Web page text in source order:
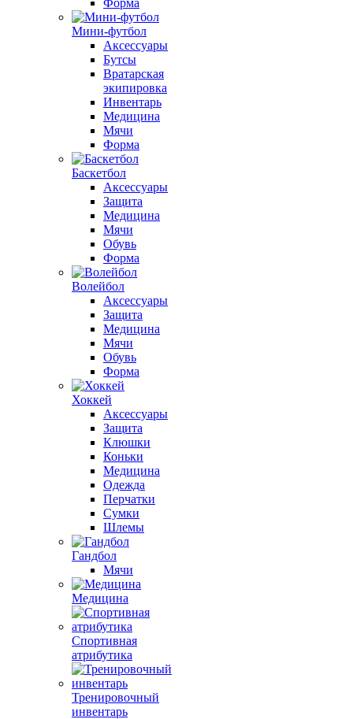
Форма
Мини-футбол
Аксессуары
Бутсы
Вратарская
экипировка
Инвентарь
Медицина
Мячи
Форма
Баскетбол
Аксессуары
Защита
Медицина
Мячи
Обувь
Форма
Волейбол
Аксессуары
Защита
Медицина
Мячи
Обувь
Форма
Хоккей
Аксессуары
Защита
Клюшки
Коньки
Медицина
Одежда
Перчатки
Сумки
Шлемы
Гандбол
Мячи
Медицина
Спортивная
атрибутика
Тренировочный
инвентарь